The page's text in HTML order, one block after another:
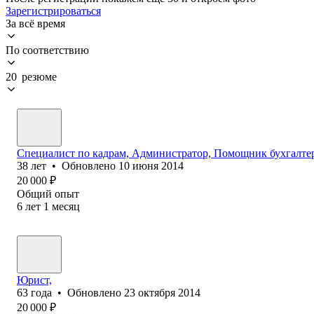
Зарегистрироваться
За всё время
По соответствию
20 резюме
Специалист по кадрам, Администратор, Помощник
38 лет • Обновлено 10 июня 2014
20 000 ₽
Общий опыт
6 лет 1 месяц
Юрист,
63 года • Обновлено 23 октября 2014
20 000 ₽